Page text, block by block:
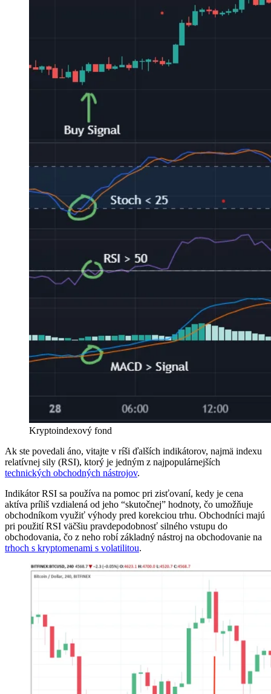
Kryptoindexový fond
Ak ste povedali áno, vitajte v ríši ďalších indikátorov, najmä indexu
relatívnej sily (RSI), ktorý je jedným z najpopulárnejších
technických obchodných nástrojov.
Indikátor RSI sa používa na pomoc pri zisťovaní, kedy je cena
aktíva príliš vzdialená od jeho “skutočnej” hodnoty, čo umožňuje
obchodníkom využiť výhody pred korekciou trhu. Obchodníci majú
pri použití RSI väčšiu pravdepodobnosť silného vstupu do
obchodovania, čo z neho robí základný nástroj na obchodovanie na
trhoch s kryptomenami s volatilitou.